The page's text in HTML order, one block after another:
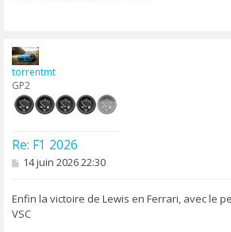
torrentmt
GP2
Re: F1 2026
M
s
a
g
14 juin 2026 22:30
Enfin la victoire de Lewis en Ferrari, avec le
VSC